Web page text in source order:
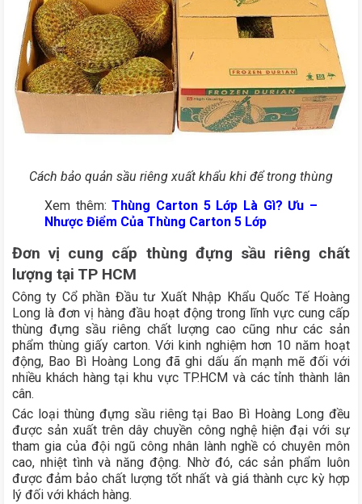
Cách bảo quản sầu riêng xuất khẩu khi để trong thùng
Xem thêm:Thùng Carton 5 Lớp Là Gì? Ưu –
Nhược Điểm Của Thùng Carton 5 Lớp
Đơn vị cung cấp thùng đựng sầu riêng chất
lượng tại TP HCM
Công ty Cổ phần Đầu tư Xuất Nhập Khẩu Quốc Tế Hoàng
Long là đơn vị hàng đầu hoạt động trong lĩnh vực cung cấp
thùng đựng sầu riêng chất lượng cao cũng như các sản
phẩm thùng giấy carton. Với kinh nghiệm hơn 10 năm hoạt
động, Bao Bì Hoàng Long đã ghi dấu ấn mạnh mẽ đối với
nhiều khách hàng tại khu vực TP.HCM và các tỉnh thành lân
cân.
Các loại thùng đựng sầu riêng tại Bao Bì Hoàng Long đều
được sản xuất trên dây chuyền công nghệ hiện đại với sự
tham gia của đội ngũ công nhân lành nghề có chuyên môn
cao, nhiệt tình và năng động. Nhờ đó, các sản phẩm luôn
được đảm bảo chất lượng tốt nhất và giá thành cực kỳ hợp
lý đối với khách hàng.